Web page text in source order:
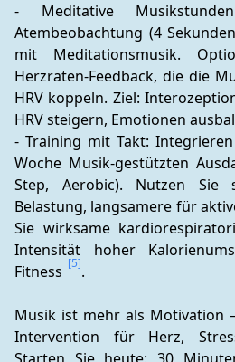
- Meditative
Atembeobachtung (4
mit Meditationsmusik.
Herzraten-Feedback, die die
HRV koppeln. Ziel:
HRV steigern, Emotionen
- Training mit Takt:
Woche Musik-gestützten
Step, Aerobic). Nutzen Sie
Belastung, langsamere für
Sie wirksame
Intensität hoher
Fitness [5].
Musik ist mehr als Motivation
Intervention für Herz,